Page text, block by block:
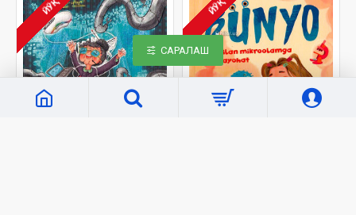
ЙЎҚ ЙЎҚ
САРАЛАШ